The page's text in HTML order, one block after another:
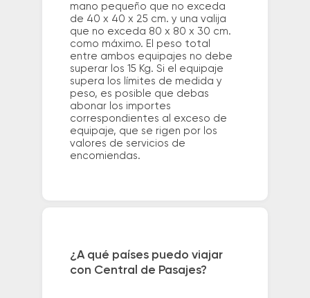
mano pequeño que no exceda
de 40 x 40 x 25 cm. y una valija
que no exceda 80 x 80 x 30 cm.
como máximo. El peso total
entre ambos equipajes no debe
superar los 15 Kg. Si el equipaje
supera los límites de medida y
peso, es posible que debas
abonar los importes
correspondientes al exceso de
equipaje, que se rigen por los
valores de servicios de
encomiendas.
¿A qué países puedo viajar
con Central de Pasajes?